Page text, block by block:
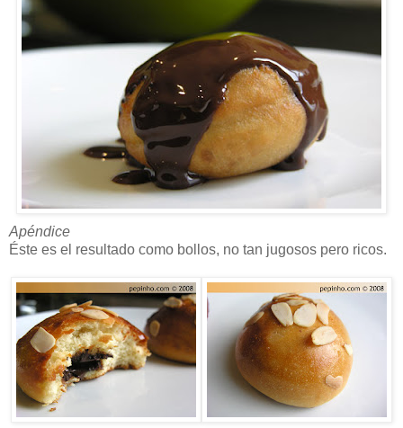
Apéndice
Éste es el resultado como bollos, no tan jugosos pero ricos.